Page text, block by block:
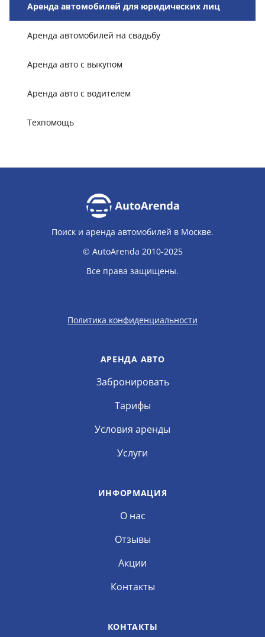
Аренда автомобилей для юридических лиц
Аренда автомобилей на свадьбу
Аренда авто с выкупом
Аренда авто с водителем
Техпомощь
Поиск и аренда автомобилей в Москве.
© AutoArenda 2010-2025
Все права защищены.
Политика конфиденциальности
АРЕНДА АВТО
Забронировать
Тарифы
Условия аренды
Услуги
ИНФОРМАЦИЯ
О нас
Отзывы
Акции
Контакты
КОНТАКТЫ